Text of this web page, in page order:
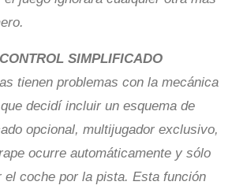
SIMPLIFICADO
tienen problemas con la mecánica
decidí incluir un esquema de
opcional, multijugador exclusivo,
ocurre automáticamente y sólo
el coche por la pista. Esta función